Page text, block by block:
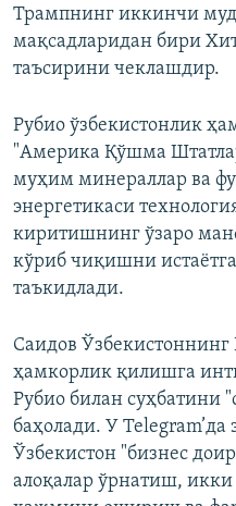
Auto 240p
720p
Трампнинг иккинчи
мақсадларидан бири
таъсирини чеклашдир.
Рубио ўзбекистонлик
"Америка Қўшма
муҳим минераллар ва
энергетикаси
киритишнинг ўзаро
кўриб чиқишни
таъкидлади.
Саидов
ҳамкорлик қилишга
Рубио билан суҳбатини
баҳолади. У Telegram’да
Ўзбекистон "бизнес
алоқалар ўрнатиш,